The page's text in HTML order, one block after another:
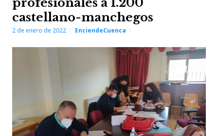
castellano-manchegos
2 de enero de 2022 EnciendeCuenca